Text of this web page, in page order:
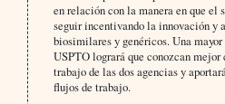
en relación con la manera en que el
seguir incentivando la innovación y
biosimilares y genéricos. Una
USPTO logrará que conozcan
trabajo de las dos agencias y
flujos de trabajo.